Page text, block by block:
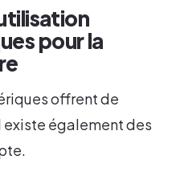
pour la
offrent de
existe également des